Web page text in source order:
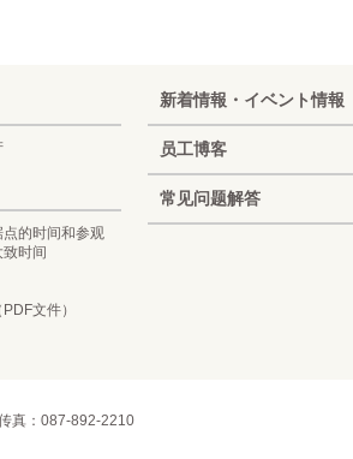
的时间和参观
时间
文件）
新着情報・イベント情報
员工博客
常见问题解答
真：087-892-2210